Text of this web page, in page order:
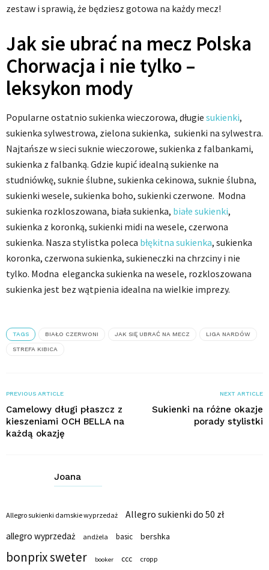
zestaw i sprawią, że będziesz gotowa na każdy mecz!
Jak sie ubrać na mecz Polska
Chorwacja i nie tylko –
leksykon mody
Popularne ostatnio sukienka wieczorowa, długie sukienki,
sukienka sylwestrowa, zielona sukienka, sukienki na sylwestra.
Najtańsze w sieci suknie wieczorowe, sukienka z falbankami,
sukienka z falbanką. Gdzie kupić idealną sukienke na
studniówkę, suknie ślubne, sukienka cekinowa, suknie ślubna,
sukienki wesele, sukienka boho, sukienki czerwone. Modna
sukienka rozkloszowana, biała sukienka, białe sukienki,
sukienka z koronką, sukienki midi na wesele, czerwona
sukienka. Nasza stylistka poleca błękitna sukienka, sukienka
koronka, czerwona sukienka, sukieneczki na chrzciny i nie
tylko. Modna elegancka sukienka na wesele, rozkloszowana
sukienka jest bez wątpienia idealna na wielkie imprezy.
TAGS BIAŁO CZERWONI JAK SIĘ UBRAĆ NA MECZ LIGA NARDÓW
STREFA KIBICA
PREVIOUS ARTICLE
Camelowy długi płaszcz z
kieszeniami OCH BELLA na
każdą okazję
NEXT ARTICLE
Sukienki na różne okazje
porady stylistki
Joana
Allegro sukienki damskie wyprzedaż
Allegro sukienki do 50 zł
allegro wyprzedaż
andżela basic bershka
bonprix sweter booker ccc cropp